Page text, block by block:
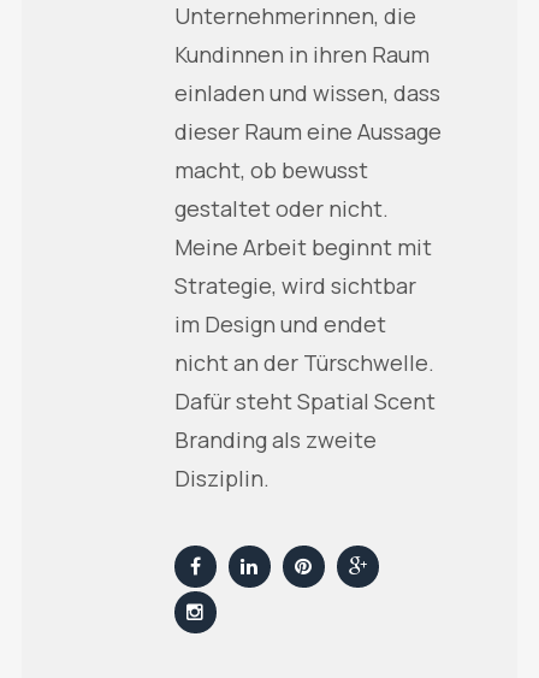
Unternehmerinnen, die
Kundinnen in ihren Raum
einladen und wissen, dass
dieser Raum eine Aussage
macht, ob bewusst
gestaltet oder nicht.
Meine Arbeit beginnt mit
Strategie, wird sichtbar
im Design und endet
nicht an der Türschwelle.
Dafür steht Spatial Scent
Branding als zweite
Disziplin.